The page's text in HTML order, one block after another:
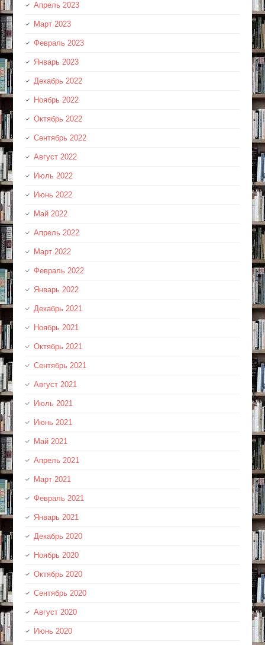
Апрель 2023
Март 2023
Февраль 2023
Январь 2023
Декабрь 2022
Ноябрь 2022
Октябрь 2022
Сентябрь 2022
Август 2022
Июль 2022
Июнь 2022
Май 2022
Апрель 2022
Март 2022
Февраль 2022
Январь 2022
Декабрь 2021
Ноябрь 2021
Октябрь 2021
Сентябрь 2021
Август 2021
Июль 2021
Июнь 2021
Май 2021
Апрель 2021
Март 2021
Февраль 2021
Январь 2021
Декабрь 2020
Ноябрь 2020
Октябрь 2020
Сентябрь 2020
Август 2020
Июнь 2020